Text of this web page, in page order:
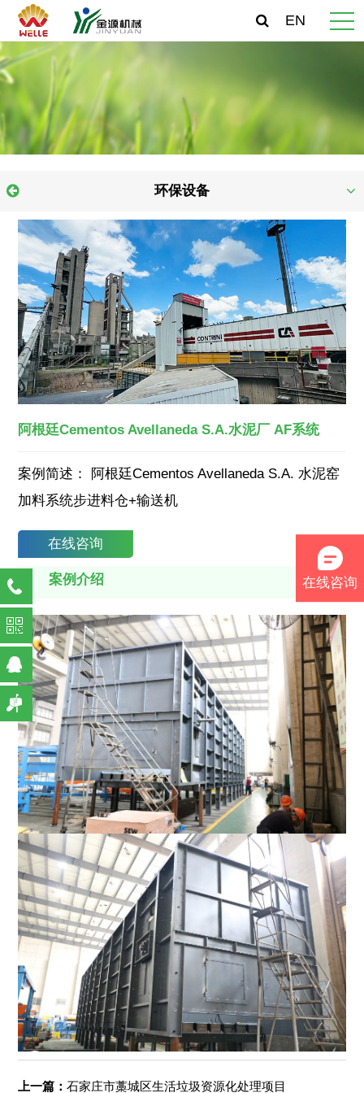
EN
环保设备
阿根廷Cementos Avellaneda S.A.水泥厂 AF系统
案例简述：
阿根廷Cementos Avellaneda S.A. 水泥窑
加料系统步进料仓+输送机
在线咨询
案例介绍
上一篇：石家庄市藁城区生活垃圾资源化处理项目
在线咨询